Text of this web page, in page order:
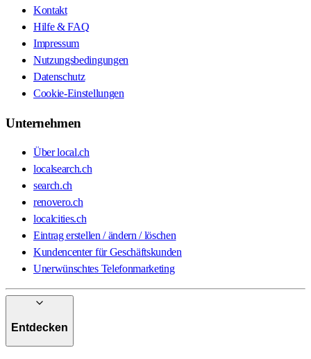
Kontakt
Hilfe & FAQ
Impressum
Nutzungsbedingungen
Datenschutz
Cookie-Einstellungen
Unternehmen
Über local.ch
localsearch.ch
search.ch
renovero.ch
localcities.ch
Eintrag erstellen / ändern / löschen
Kundencenter für Geschäftskunden
Unerwünschtes Telefonmarketing
Entdecken